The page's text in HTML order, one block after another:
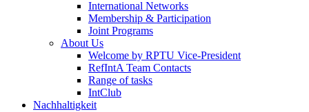
International Networks
Membership & Participation
Joint Programs
About Us
Welcome by RPTU Vice-President
RefIntA Team Contacts
Range of tasks
IntClub
Nachhaltigkeit